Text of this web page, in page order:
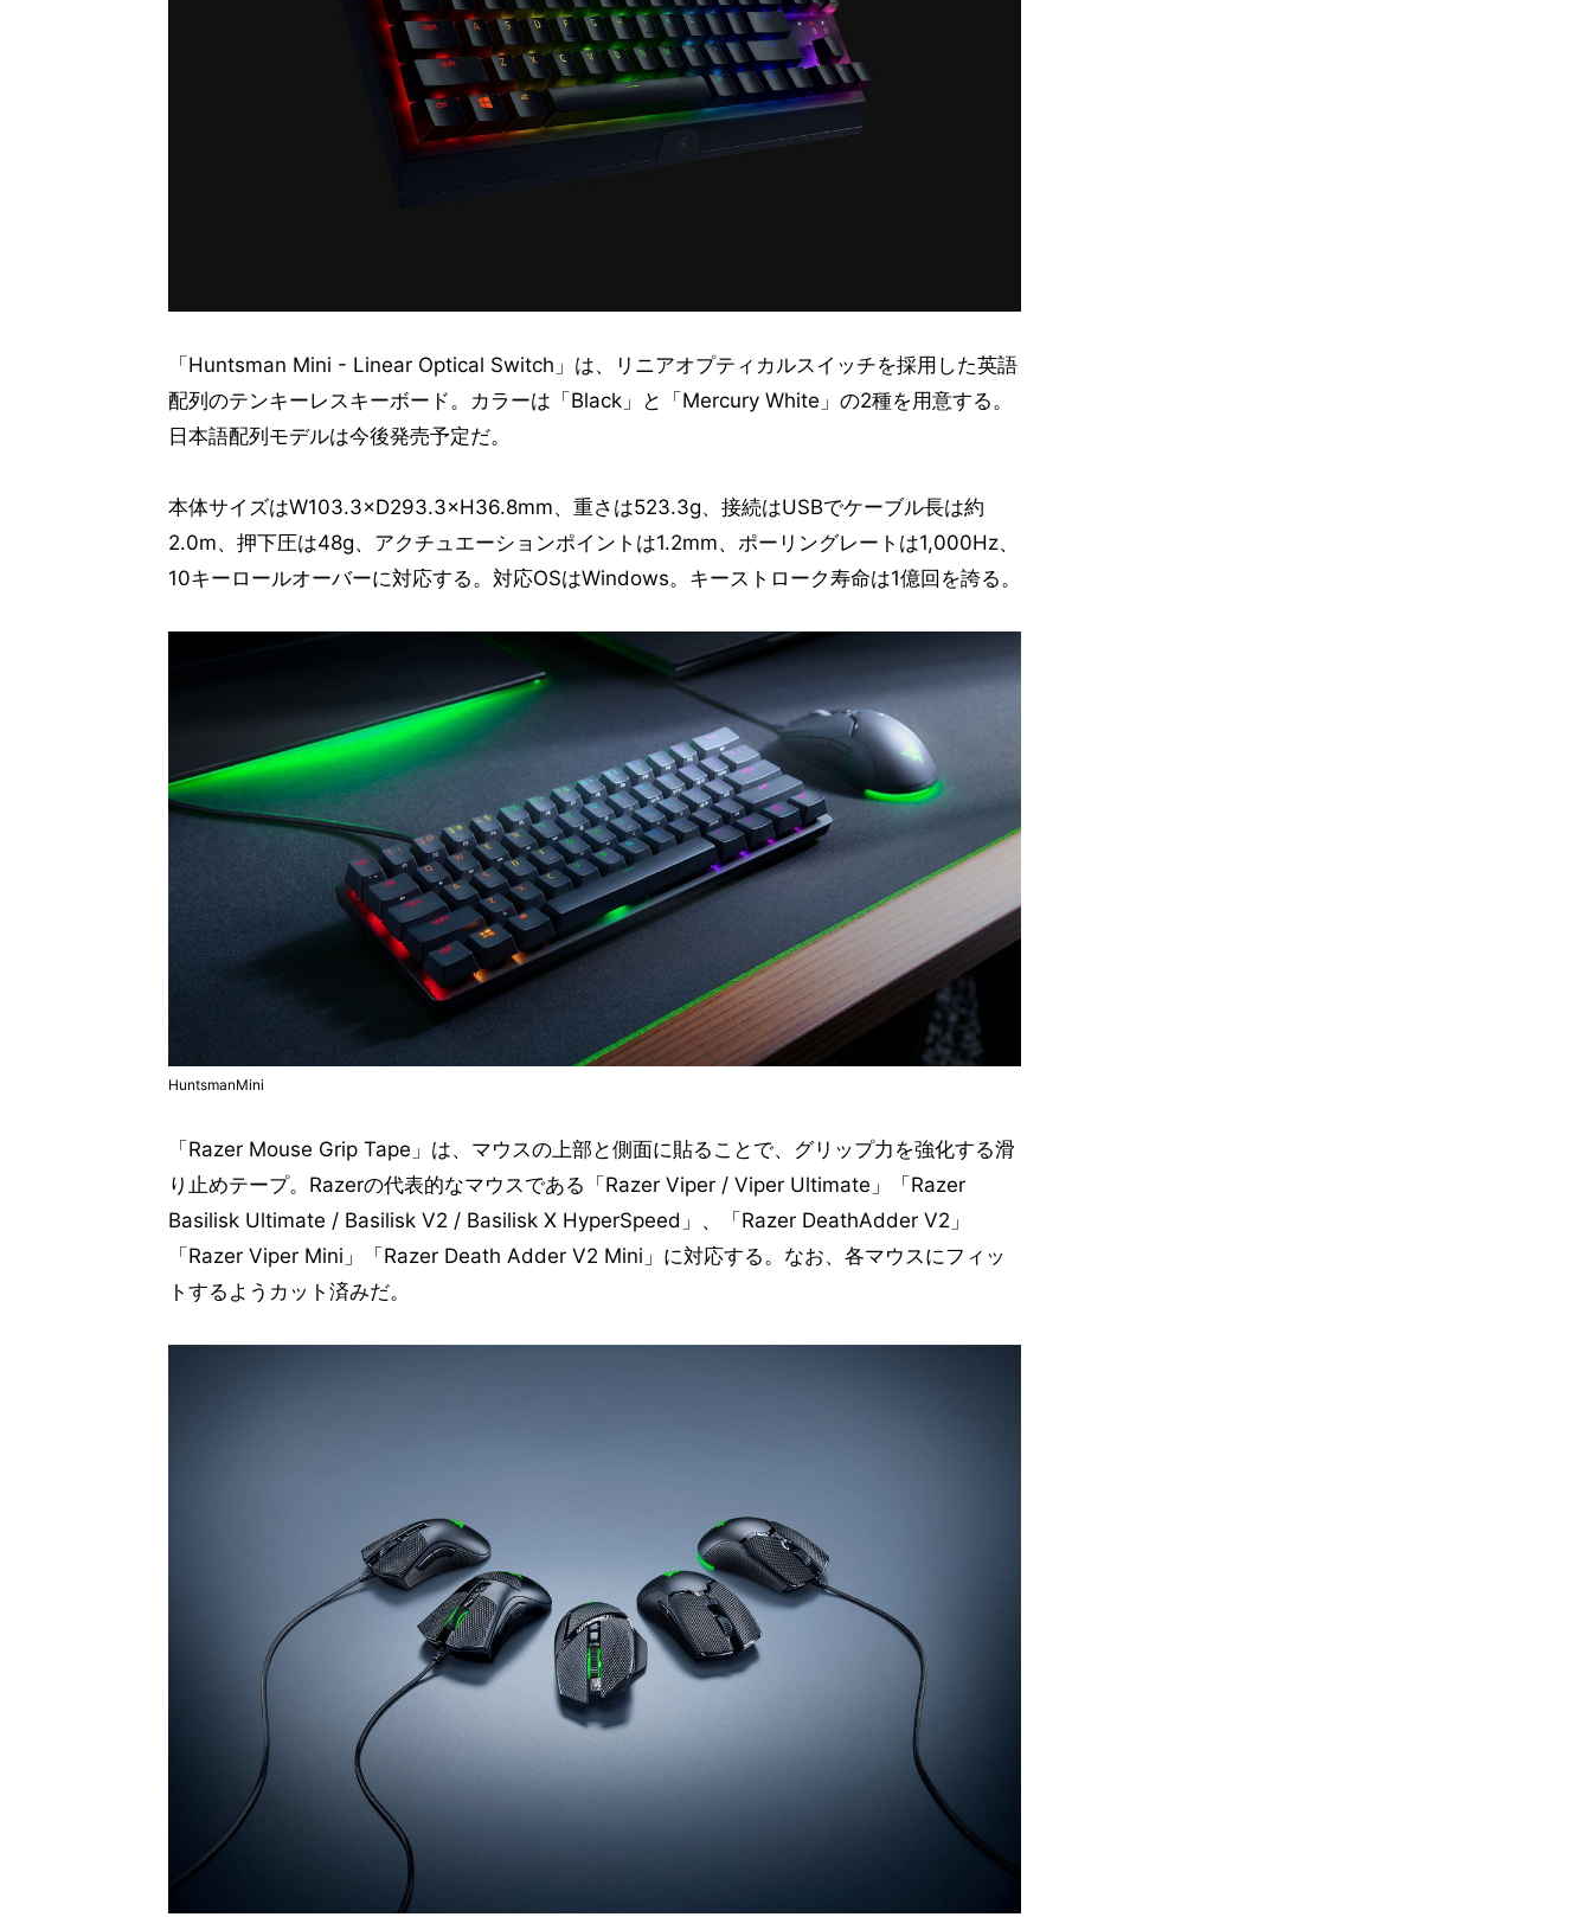
「Huntsman Mini - Linear Optical Switch」は、リニアオプティカルスイッチを採用した英語
配列のテンキーレスキーボード。カラーは「Black」と「Mercury White」の2種を用意する。
日本語配列モデルは今後発売予定だ。
本体サイズはW103.3×D293.3×H36.8mm、重さは523.3g、接続はUSBでケーブル長は約
2.0m、押下圧は48g、アクチュエーションポイントは1.2mm、ポーリングレートは1,000Hz、
10キーロールオーバーに対応する。対応OSはWindows。キーストローク寿命は1億回を誇る。
HuntsmanMini
「Razer Mouse Grip Tape」は、マウスの上部と側面に貼ることで、グリップ力を強化する滑
り止めテープ。Razerの代表的なマウスである「Razer Viper / Viper Ultimate」「Razer
Basilisk Ultimate / Basilisk V2 / Basilisk X HyperSpeed」、「Razer DeathAdder V2」
「Razer Viper Mini」「Razer Death Adder V2 Mini」に対応する。なお、各マウスにフィッ
トするようカット済みだ。